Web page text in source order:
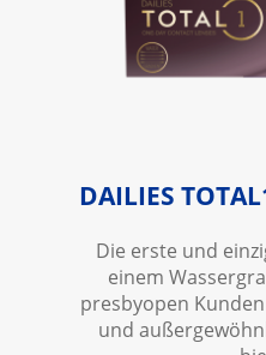
DAILIES
Die erste und
einem
presbyopen
und